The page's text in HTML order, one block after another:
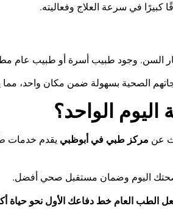
كبيرًا في سرعة العلاج وفعاليته.
السن. وجود طبيب أسرة أو طبيب عام
الصحية بسهولة ضمن مكان واحد، مما
اليوم الواحد؟
عن مركز طبي في أبوظبي يقدم خدمات
صحتك اليوم وضمان مستقبل صحي أفضل.
الطب العام خط دفاعك الأول نحو حياة